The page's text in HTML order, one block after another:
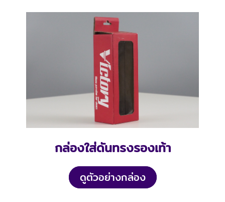
กล่องใส่ดันทรงรองเท้า
ดูตัวอย่างกล่อง